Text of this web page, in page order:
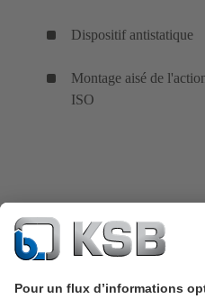
Dispositif antistatique
Montage aisé de
ISO